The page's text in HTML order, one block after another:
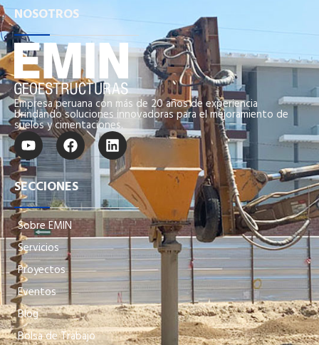
NOSOTROS
Empresa peruana con más de 20 años de experiencia
brindando soluciones innovadoras para el mejoramiento de
suelos y cimentaciones.
SECCIONES
Sobre EMIN
Servicios
Proyectos
Eventos
Blog
Bolsa de Trabajo